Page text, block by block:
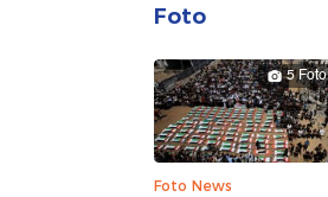
Foto
5 Foto
Foto News